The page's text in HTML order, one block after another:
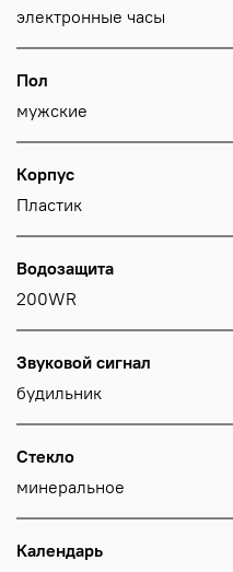
электронные часы
Пол
мужские
Корпус
Пластик
Водозащита
200WR
Звуковой сигнал
будильник
Стекло
минеральное
Календарь